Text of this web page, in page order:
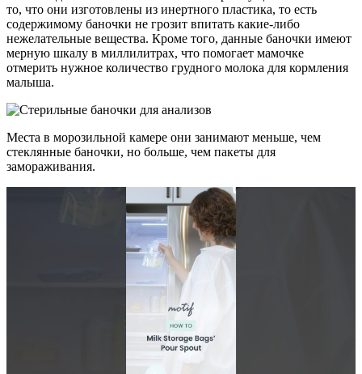
то, что они изготовлены из инертного пластика, то есть
содержимому баночки не грозит впитать какие-либо
нежелательные вещества. Кроме того, данные баночки имеют
мерную шкалу в миллилитрах, что помогает мамочке
отмерить нужное количество грудного молока для кормления
малыша.
Места в морозильной камере они занимают меньше, чем
стеклянные баночки, но больше, чем пакеты для
замораживания.